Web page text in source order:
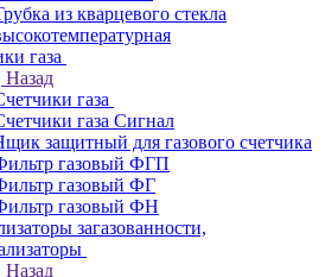
из кварцевого стекла
газа
Назад
газа
газа Сигнал
защитный для газового счетчика
газовый ФГП
газовый ФГ
газовый ФН
загазованности,
Назад